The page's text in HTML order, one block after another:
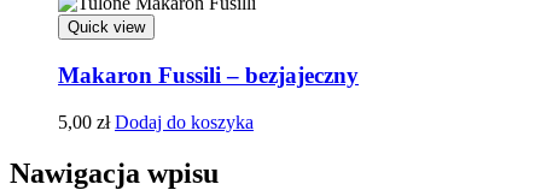
Quick view
Makaron Fussili – bezjajeczny
5,00 zł Dodaj do koszyka
Nawigacja wpisu